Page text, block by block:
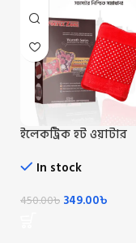
ইলেকট্রিক হট ওয়াটার
In stock
450.00৳ 349.00৳